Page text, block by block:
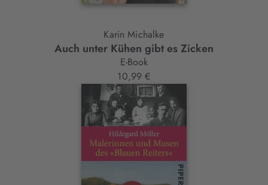
Karin Michalke
Auch unter Kühen gibt es Zicken
E-Book
10,99 €